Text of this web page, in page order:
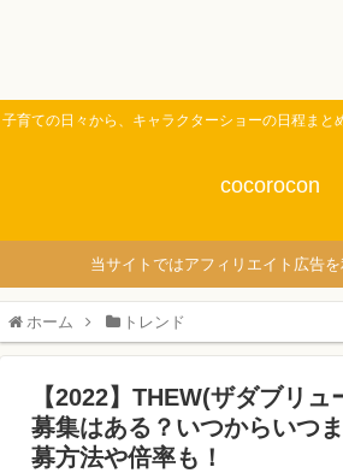
子育ての日々から、キャラクターショーの日程まと
cocorocon
当サイトではアフィリエイト広告
ホーム トレンド
【2022】THEW(ザダブリ
募集はある？いつからいつ
募方法や倍率も！